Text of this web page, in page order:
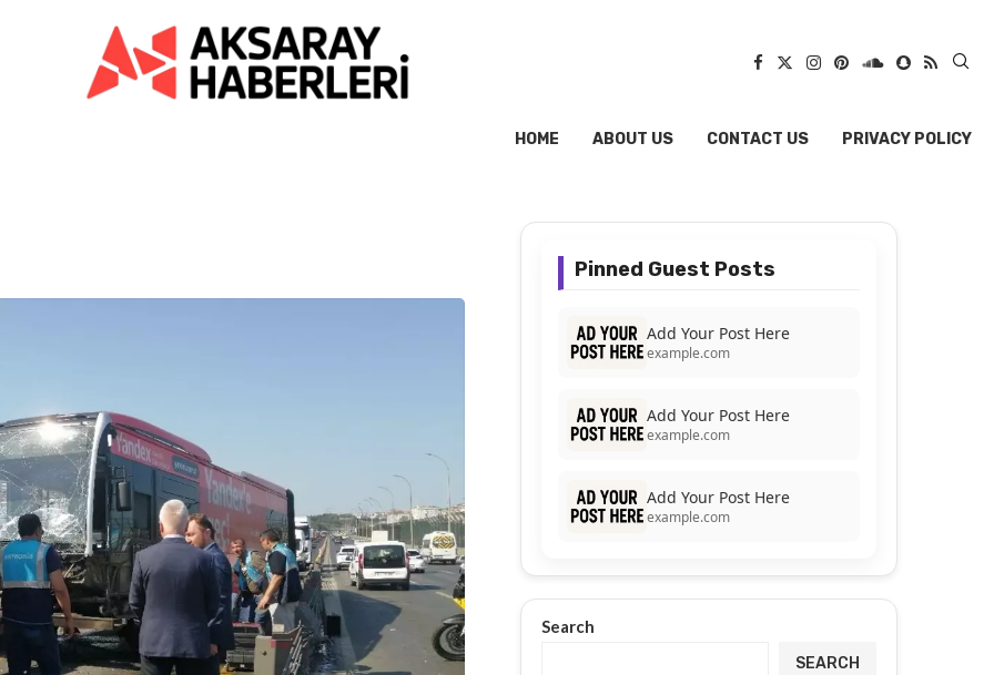
HOME ABOUT US CONTACT US PRIVACY POLICY
Pinned Guest Posts
Add Your Post Here
example.com
Add Your Post Here
example.com
Add Your Post Here
example.com
Search
SEARCH